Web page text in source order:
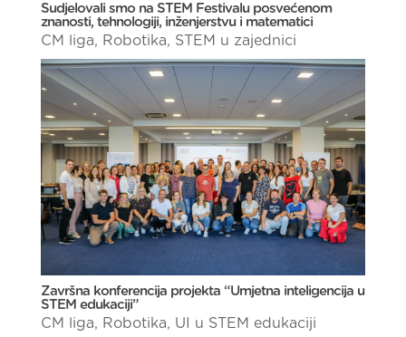
Sudjelovali smo na STEM Festivalu posvećenom
znanosti, tehnologiji, inženjerstvu i matematici
CM liga, Robotika, STEM u zajednici
Završna konferencija projekta “Umjetna inteligencija u
STEM edukaciji”
CM liga, Robotika, UI u STEM edukaciji